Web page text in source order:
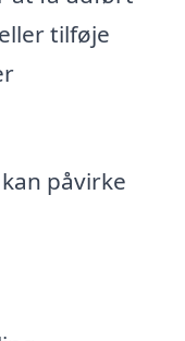
tilføje
påvirke